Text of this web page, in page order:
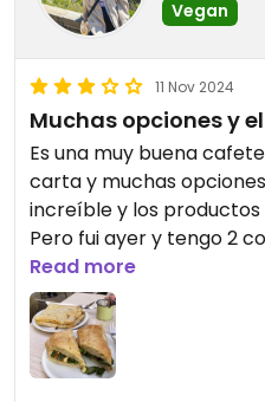
Vegan
11 Nov 2024
Muchas opciones y
Es una muy buena
carta y muchas
increíble y los
Pero fui ayer y tengo 2
El tapado de queso
fome. El pan en si es
champiñones venían sin
sabor y la mitad de mi
Read more